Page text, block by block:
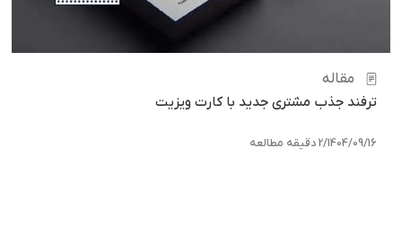
مقاله
ترفند جذب مشتری جدید با کارت ویزیت
1404/09/16
/2 دقیقه مطالعه